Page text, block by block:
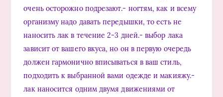
очень осторожно подрезают.- ногтям, как и всему
организму надо давать передышки, то есть не
наносить лак в течение 2-3 дней.- выбор лака
зависит от вашего вкуса, но он в первую очередь
должен гармонично вписываться в ваш стиль,
подходить к выбранной вами одежде и макияжу.-
лак наносится одним двумя движениями от